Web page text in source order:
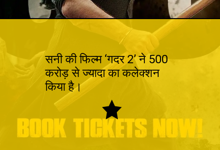
सनी की फिल्म ‘गदर 2’ ने 500
करोड़ से ज्यादा का कलेक्शन
किया है।